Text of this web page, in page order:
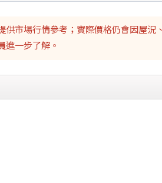
供市場行情參考；實際價格仍會因屋況
進一步了解。